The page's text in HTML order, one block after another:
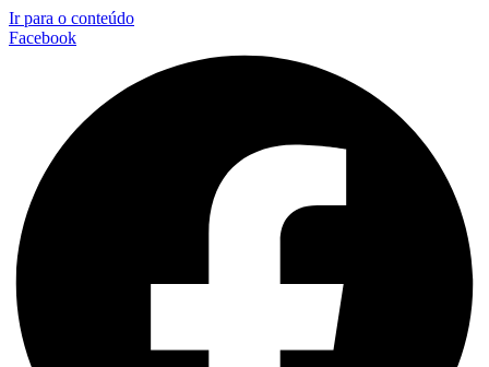
Ir para o conteúdo
Facebook